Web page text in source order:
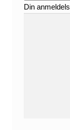
Din